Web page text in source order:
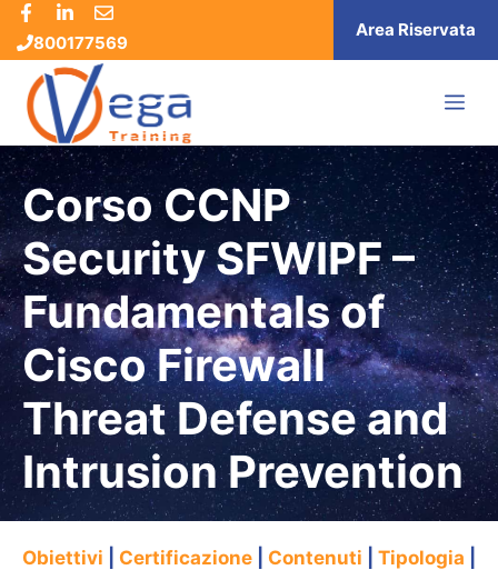
Vai
contenuto
800177569
Area Riservata
Corso CCNP
Security SFWIPF –
Fundamentals of
Cisco Firewall
Threat Defense and
Intrusion Prevention
Obiettivi Certificazione Contenuti Tipologia